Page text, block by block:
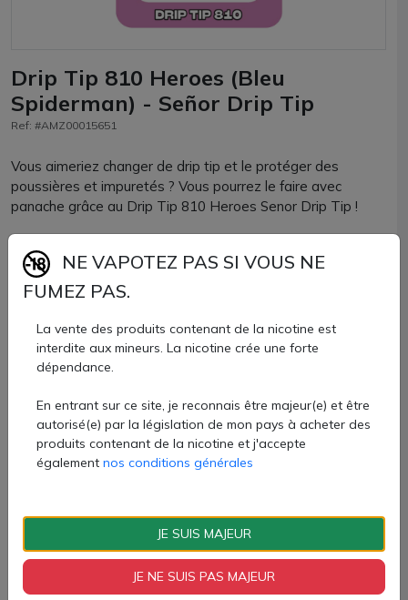
Drip Tip 810 Heroes (Bleu
Spiderman) - Señor Drip Tip
Ref: #AMZ00015651
Vous aimeriez changer de drip tip et le protéger des
poussières et impuretés ? Vous pourrez le faire avec
panache grâce au Drip Tip 810 Heroes Senor Drip Tip !
Composé d'un drip tip de taille 810 et d'un capuchon en
silicone, les 2 parties sont reliées par une chaînette pour ne
pas perdre le chapeau.
Si vous appréciez les super héros, arborez fièrement celui
qui fait chavirer votre cœur !
l'unité chez AZVape de vape.
6 €
AJOUTER À MON PANIER
Paiement 100% sécurisé
NE VAPOTEZ PAS SI VOUS NE
FUMEZ PAS.
La vente des produits contenant de la nicotine est
interdite aux mineurs. La nicotine crée une forte
dépendance.
En entrant sur ce site, je reconnais être majeur(e) et être
autorisé(e) par la législation de mon pays à acheter des
produits contenant de la nicotine et j'accepte
également nos conditions générales
JE SUIS MAJEUR
JE NE SUIS PAS MAJEUR